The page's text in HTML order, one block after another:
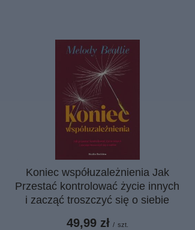
Koniec współuzależnienia Jak
Przestać kontrolować życie innych
i zacząć troszczyć się o siebie
49,99 zł / szt.